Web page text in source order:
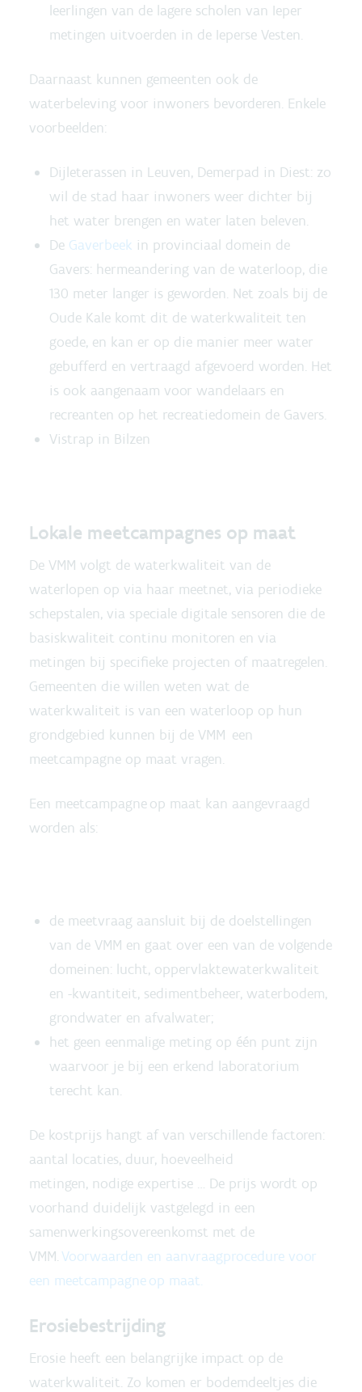
leerlingen van de lagere scholen van Ieper
metingen uitvoerden in de Ieperse Vesten.
Daarnaast kunnen gemeenten ook de
waterbeleving voor inwoners bevorderen. Enkele
voorbeelden:
Dijleterassen in Leuven, Demerpad in Diest: zo
wil de stad haar inwoners weer dichter bij
het water brengen en water laten beleven.
De Gaverbeek in provinciaal domein de
Gavers: hermeandering van de waterloop, die
130 meter langer is geworden. Net zoals bij de
Oude Kale komt dit de waterkwaliteit ten
goede, en kan er op die manier meer water
gebufferd en vertraagd afgevoerd worden. Het
is ook aangenaam voor wandelaars en
recreanten op het recreatiedomein de Gavers.
Vistrap in Bilzen
Lokale meetcampagnes op maat
De VMM volgt de waterkwaliteit van de
waterlopen op via haar meetnet, via periodieke
schepstalen, via speciale digitale sensoren die de
basiskwaliteit continu monitoren en via
metingen bij specifieke projecten of maatregelen.
Gemeenten die willen weten wat de
waterkwaliteit is van een waterloop op hun
grondgebied kunnen bij de VMM een
meetcampagne op maat vragen.
Een meetcampagne op maat kan aangevraagd
worden als:
de meetvraag aansluit bij de doelstellingen
van de VMM en gaat over een van de volgende
domeinen: lucht, oppervlaktewaterkwaliteit
en -kwantiteit, sedimentbeheer, waterbodem,
grondwater en afvalwater;
het geen eenmalige meting op één punt zijn
waarvoor je bij een erkend laboratorium
terecht kan.
De kostprijs hangt af van verschillende factoren:
aantal locaties, duur, hoeveelheid
metingen, nodige expertise … De prijs wordt op
voorhand duidelijk vastgelegd in een
samenwerkingsovereenkomst met de
VMM. Voorwaarden en aanvraagprocedure voor
een meetcampagne op maat.
Erosiebestrijding
Erosie heeft een belangrijke impact op de
waterkwaliteit. Zo komen er bodemdeeltjes die